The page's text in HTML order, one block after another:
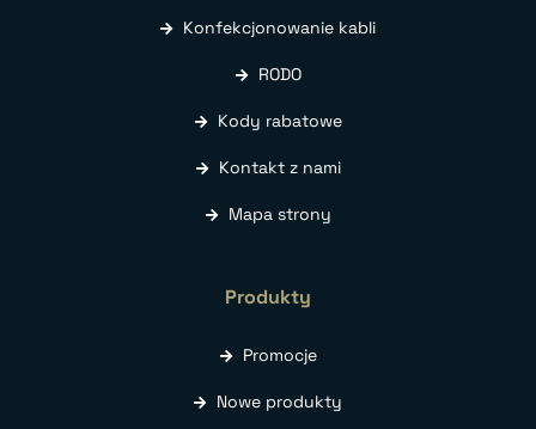
Konfekcjonowanie kabli
RODO
Kody rabatowe
Kontakt z nami
Mapa strony
Produkty
Promocje
Nowe produkty